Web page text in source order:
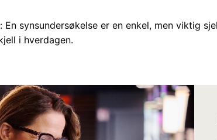
En synsundersøkelse er en enkel, men viktig
i hverdagen.